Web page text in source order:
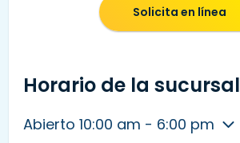
Solicita en línea
Horario de la sucursal
Abierto 10:00 am - 6:00 pm